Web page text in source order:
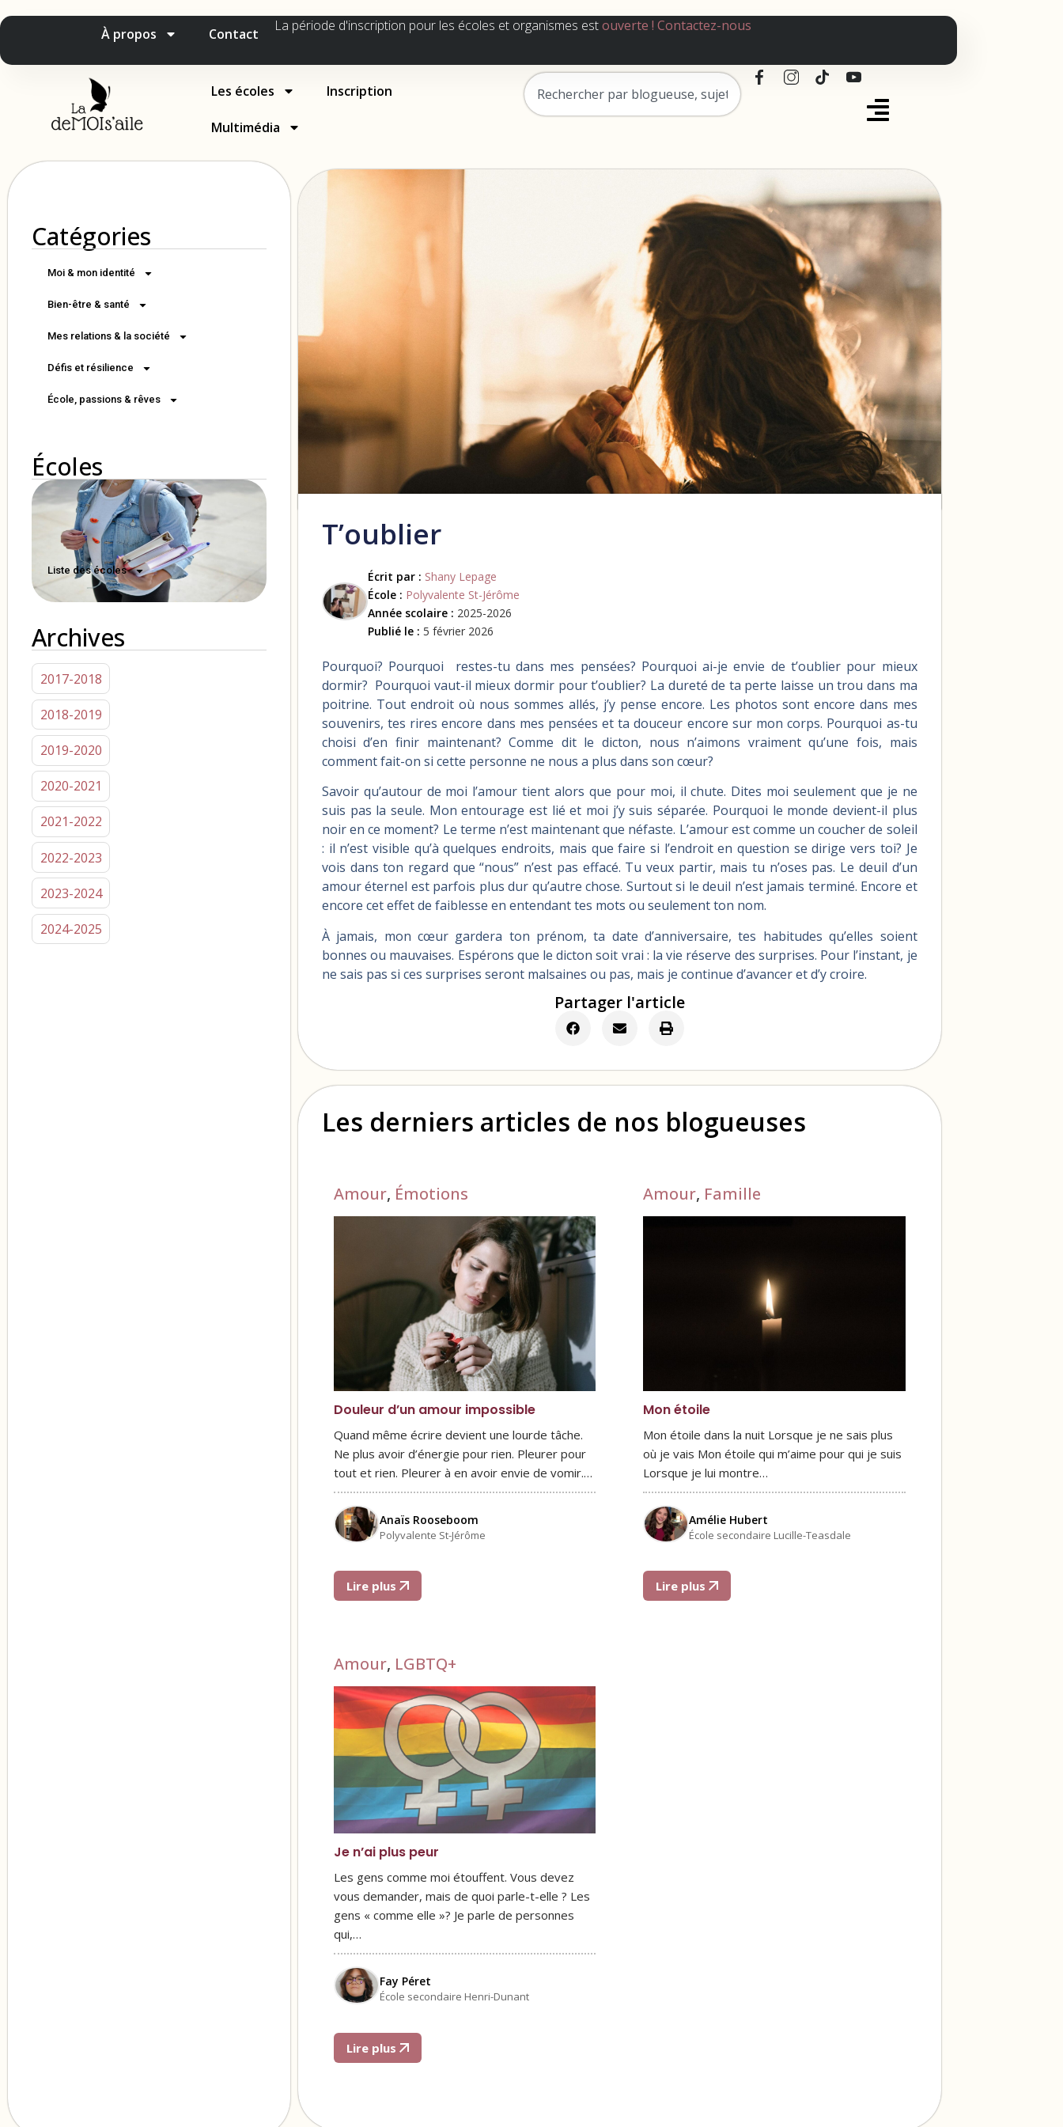
À propos Contact La période d'inscription pour les écoles et organismes estouverte ! Contactez-nous
Les écoles Inscription
Multimédia
Catégories
Moi & mon identité
Bien-être & santé
Mes relations & la société
Défis et résilience
École, passions & rêves
Écoles
Liste des écoles
Archives
2017-2018
2018-2019
2019-2020
2020-2021
2021-2022
2022-2023
2023-2024
2024-2025
T’oublier
Écrit par : Shany Lepage
École : Polyvalente St-Jérôme
Année scolaire : 2025-2026
Publié le : 5 février 2026
Pourquoi? Pourquoi restes-tu dans mes pensées? Pourquoi ai-je envie de t’oublier pour mieux
dormir? Pourquoi vaut-il mieux dormir pour t’oublier? La dureté de ta perte laisse un trou dans ma
poitrine. Tout endroit où nous sommes allés, j’y pense encore. Les photos sont encore dans mes
souvenirs, tes rires encore dans mes pensées et ta douceur encore sur mon corps. Pourquoi as-tu
choisi d’en finir maintenant? Comme dit le dicton, nous n’aimons vraiment qu’une fois, mais
comment fait-on si cette personne ne nous a plus dans son cœur?
Savoir qu’autour de moi l’amour tient alors que pour moi, il chute. Dites moi seulement que je ne
suis pas la seule. Mon entourage est lié et moi j’y suis séparée. Pourquoi le monde devient-il plus
noir en ce moment? Le terme n’est maintenant que néfaste. L’amour est comme un coucher de soleil
: il n’est visible qu’à quelques endroits, mais que faire si l’endroit en question se dirige vers toi? Je
vois dans ton regard que “nous” n’est pas effacé. Tu veux partir, mais tu n’oses pas. Le deuil d’un
amour éternel est parfois plus dur qu’autre chose. Surtout si le deuil n’est jamais terminé. Encore et
encore cet effet de faiblesse en entendant tes mots ou seulement ton nom.
À jamais, mon cœur gardera ton prénom, ta date d’anniversaire, tes habitudes qu’elles soient
bonnes ou mauvaises. Espérons que le dicton soit vrai : la vie réserve des surprises. Pour l’instant, je
ne sais pas si ces surprises seront malsaines ou pas, mais je continue d’avancer et d’y croire.
Partager l'article
Les derniers articles de nos blogueuses
Amour, Émotions
Douleur d’un amour impossible
Quand même écrire devient une lourde tâche.
Ne plus avoir d’énergie pour rien. Pleurer pour
tout et rien. Pleurer à en avoir envie de vomir.…
Anaïs Rooseboom
Polyvalente St-Jérôme
Lire plus
Amour, Famille
Mon étoile
Mon étoile dans la nuit Lorsque je ne sais plus
où je vais Mon étoile qui m’aime pour qui je suis
Lorsque je lui montre…
Amélie Hubert
École secondaire Lucille-Teasdale
Lire plus
Amour, LGBTQ+
Je n’ai plus peur
Les gens comme moi étouffent. Vous devez
vous demander, mais de quoi parle-t-elle ? Les
gens « comme elle »? Je parle de personnes
qui,…
Fay Péret
École secondaire Henri-Dunant
Lire plus